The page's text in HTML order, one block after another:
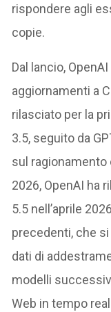
rispondere agli
copie.
Dal lancio,
aggiornamenti a
rilasciato per la
3.5, seguito da
sul ragionamento
2026, OpenAI ha
5.5 nell’aprile
precedenti, che
dati di
modelli
Web in tempo